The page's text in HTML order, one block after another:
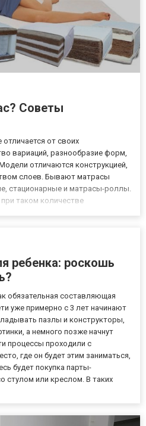
Советы
от своих
вариаций, разнообразие форм,
отличаются конструкцией,
слоев. Бывают матрасы
стационарные и матрасы-роллы.
таком количестве
ребенка: роскошь
обязательная составляющая
уже примерно с 3 лет начинают
пазлы и конструкторы,
а немного позже начнут
процессы проходили с
где он будет этим заниматься,
будет покупка парты-
стулом или креслом. В таких